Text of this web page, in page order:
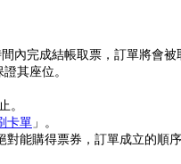
內完成結帳取票，訂單將會
其座位。
。
卡單 」。
能購得票券，訂單成立的順